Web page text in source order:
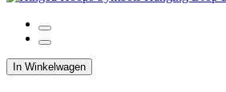
In Winkelwagen